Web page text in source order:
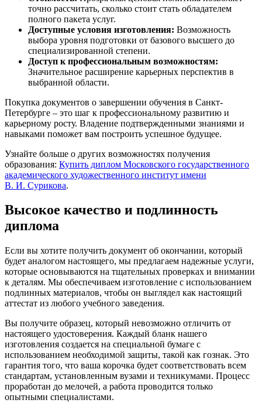
точно рассчитать, сколько стоит стать обладателем
полного пакета услуг.
Доступные условия изготовления: Возможность
выбора уровня подготовки от базового высшего до
специализированной степени.
Доступ к профессиональным возможностям:
Значительное расширение карьерных перспектив в
выбранной области.
Покупка документов о завершении обучения в Санкт-
Петербурге – это шаг к профессиональному развитию и
карьерному росту. Владение подтвержденными знаниями и
навыками поможет вам построить успешное будущее.
Узнайте больше о других возможностях получения
образования: Купить диплом Московского государственного
академического художественного институт имени
В. И. Сурикова.
Высокое качество и подлинность
диплома
Если вы хотите получить документ об окончании, который
будет аналогом настоящего, мы предлагаем надежные услуги,
которые основываются на тщательных проверках и внимании
к деталям. Мы обеспечиваем изготовление с использованием
подлинных материалов, чтобы он выглядел как настоящий
аттестат из любого учебного заведения.
Вы получите образец, который невозможно отличить от
настоящего удостоверения. Каждый бланк нашего
изготовления создается на специальной бумаге с
использованием необходимой защиты, такой как гознак. Это
гарантия того, что ваша корочка будет соответствовать всем
стандартам, установленным вузами и техникумами. Процесс
проработан до мелочей, а работа проводится только
опытными специалистами.